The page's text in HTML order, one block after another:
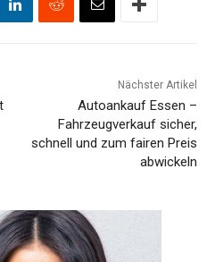
Nächster Artikel
Autoankauf Essen –
Fahrzeugverkauf sicher,
schnell und zum fairen Preis
abwickeln